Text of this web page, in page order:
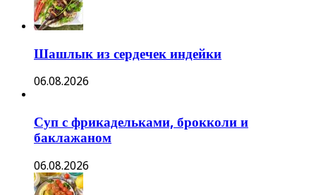
Шашлык из сердечек индейки
06.08.2026
Суп с фрикадельками, брокколи и
баклажаном
06.08.2026